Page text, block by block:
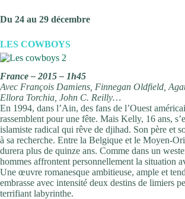
Du 24 au 29 décembre
LES COWBOYS
France – 2015 – 1h45
Avec François Damiens, Finnegan Oldfield,
Ellora Torchia, John C. Reilly…
En 1994, dans l’Ain, des fans de l’Ouest
rassemblent pour une fête. Mais Kelly, 16 ans,
islamiste radical qui rêve de djihad. Son père et
à sa recherche. Entre la Belgique et le Moyen-
durera plus de quinze ans. Comme dans un
hommes affrontent personnellement la situation
Une œuvre romanesque ambitieuse, ample et
embrasse avec intensité deux destins de limiers
terrifiant labyrinthe.